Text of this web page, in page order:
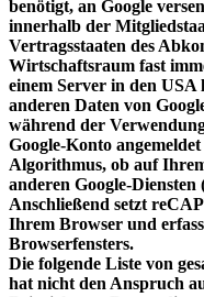
benötigt, an Google
innerhalb der
Vertragsstaaten des
Wirtschaftsraum fast
einem Server in den
anderen Daten von
während der
Google-Konto
Algorithmus, ob auf
anderen Google-
Anschließend setzt
Ihrem Browser und
Browserfensters.
Die folgende Liste von
hat nicht den Anspruch